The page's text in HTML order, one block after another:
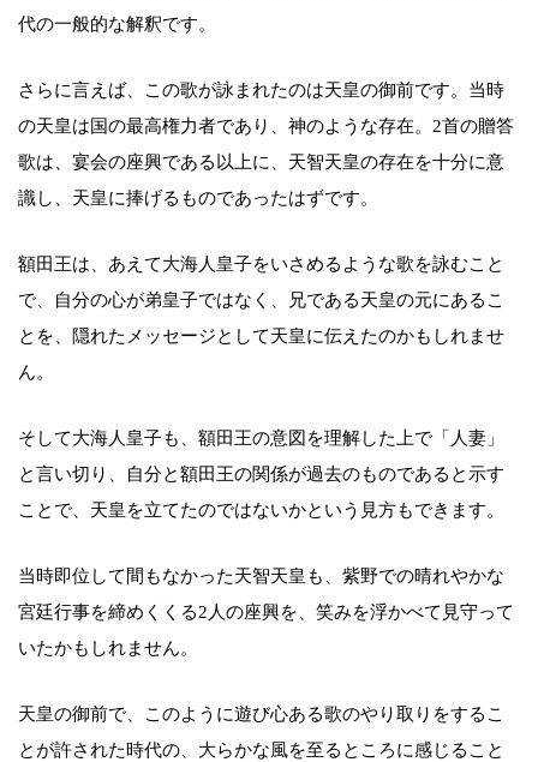
代の一般的な解釈です。
さらに言えば、この歌が詠まれたのは天皇の御前です。当時
の天皇は国の最高権力者であり、神のような存在。2首の贈答
歌は、宴会の座興である以上に、天智天皇の存在を十分に意
識し、天皇に捧げるものであったはずです。
額田王は、あえて大海人皇子をいさめるような歌を詠むこと
で、自分の心が弟皇子ではなく、兄である天皇の元にあるこ
とを、隠れたメッセージとして天皇に伝えたのかもしれませ
ん。
そして大海人皇子も、額田王の意図を理解した上で「人妻」
と言い切り、自分と額田王の関係が過去のものであると示す
ことで、天皇を立てたのではないかという見方もできます。
当時即位して間もなかった天智天皇も、紫野での晴れやかな
宮廷行事を締めくくる2人の座興を、笑みを浮かべて見守って
いたかもしれません。
天皇の御前で、このように遊び心ある歌のやり取りをするこ
とが許された時代の、大らかな風を至るところに感じること